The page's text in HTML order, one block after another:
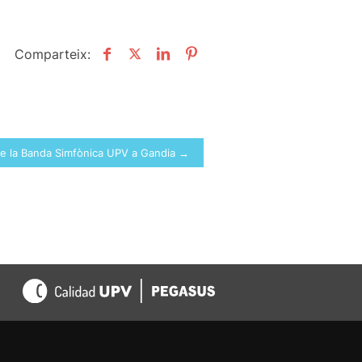
Comparteix:
la Banda Simfònica UPV a Gandia →